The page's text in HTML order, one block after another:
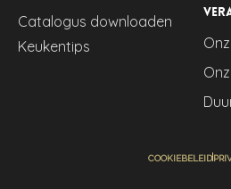
Catalogus downloaden
Keukentips
COOKIEBELEID